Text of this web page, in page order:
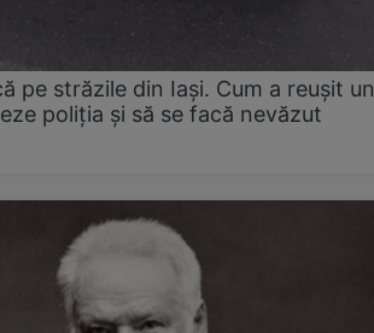
pe străzile din Iași. Cum a reușit un
poliția și să se facă nevăzut